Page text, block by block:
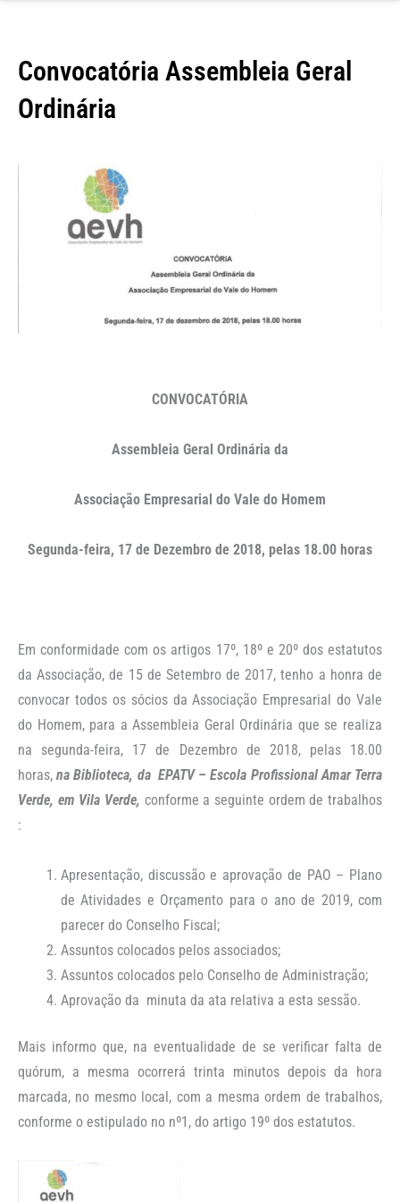
Convocatória Assembleia Geral
Ordinária
CONVOCATÓRIA
Assembleia Geral Ordinária da
Associação Empresarial do Vale do Homem
Segunda-feira, 17 de Dezembro de 2018, pelas 18.00 horas
Em conformidade com os artigos 17º, 18º e 20º dos estatutos
da Associação, de 15 de Setembro de 2017, tenho a honra de
convocar todos os sócios da Associação Empresarial do Vale
do Homem, para a Assembleia Geral Ordinária que se realiza
na segunda-feira, 17 de Dezembro de 2018, pelas 18.00
horas, na Biblioteca, da EPATV – Escola Profissional Amar Terra
Verde, em Vila Verde, conforme a seguinte ordem de trabalhos
:
Apresentação, discussão e aprovação de PAO – Plano
de Atividades e Orçamento para o ano de 2019, com
parecer do Conselho Fiscal;
Assuntos colocados pelos associados;
Assuntos colocados pelo Conselho de Administração;
Aprovação da minuta da ata relativa a esta sessão.
Mais informo que, na eventualidade de se verificar falta de
quórum, a mesma ocorrerá trinta minutos depois da hora
marcada, no mesmo local, com a mesma ordem de trabalhos,
conforme o estipulado no nº1, do artigo 19º dos estatutos.